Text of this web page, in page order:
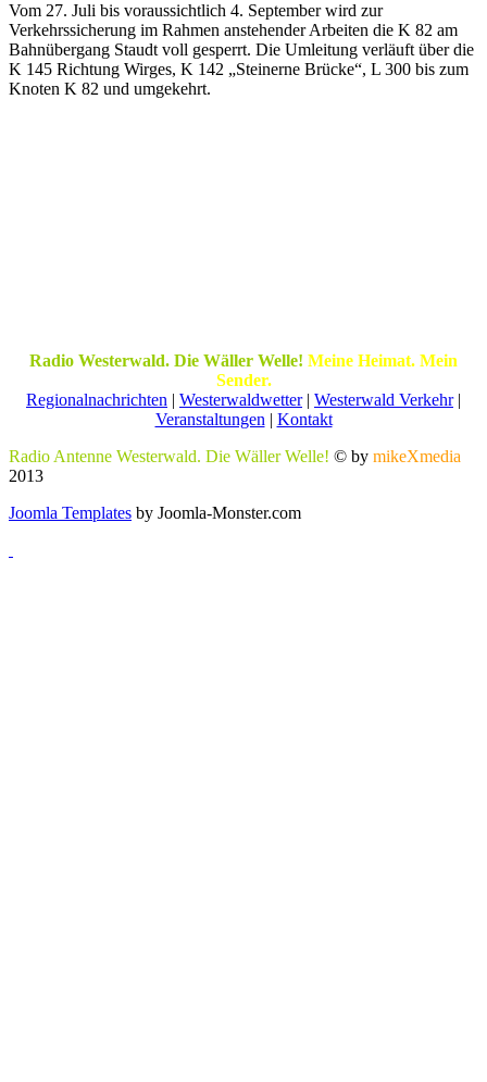
Vom 27. Juli bis voraussichtlich 4. September wird zur
Verkehrssicherung im Rahmen anstehender Arbeiten die K 82 am
Bahnübergang Staudt voll gesperrt. Die Umleitung verläuft über die
K 145 Richtung Wirges, K 142 „Steinerne Brücke“, L 300 bis zum
Knoten K 82 und umgekehrt.
Radio Westerwald. Die Wäller Welle! Meine Heimat. Mein
Sender.
Regionalnachrichten | Westerwaldwetter| Westerwald Verkehr|
Veranstaltungen | Kontakt
Radio Antenne Westerwald. Die Wäller Welle! © by mikeXmedia
2013
Joomla Templates by Joomla-Monster.com